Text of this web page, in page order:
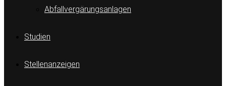
Abfallvergärungsanlagen
Studien
Stellenanzeigen